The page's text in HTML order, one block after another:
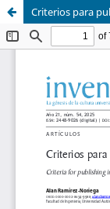
Criterios para